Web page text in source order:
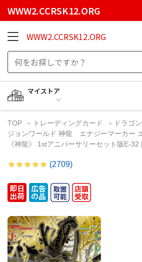
WWW2.CCRSK12.ORG
WWW2.CCRSK12.ORG
マイストア
TOP トレーディングカード ドラゴ
ジョンワールド 神龍 エナジーマーカー
《神龍》 1stアニバーサリーセット版E-32
(2709)